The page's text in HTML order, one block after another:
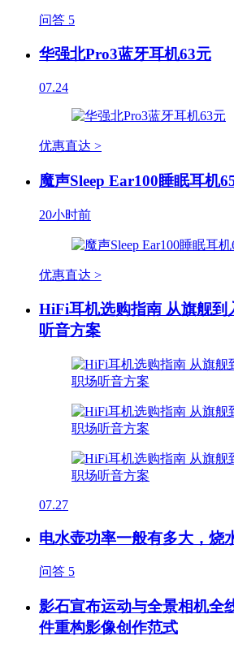
问答 5
华强北Pro3蓝牙耳机63元
07.24
优惠直达 >
魔声Sleep Ear100睡眠耳机
20小时前
优惠直达 >
HiFi耳机选购指南 从旗舰到
听音方案
07.27
电水壶功率一般有多大，烧
问答 5
影石宣布运动与全景相机全
件重构影像创作范式